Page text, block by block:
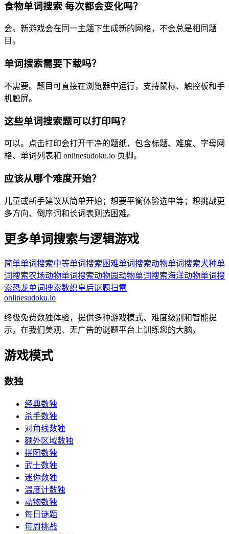
食物单词搜索 每次都会变化吗？
会。新游戏会在同一主题下生成新的网格，不会总是相同题
目。
单词搜索需要下载吗？
不需要。题目可直接在浏览器中运行，支持鼠标、触控板和手
机触屏。
这些单词搜索题可以打印吗？
可以。点击打印会打开干净的题纸，包含标题、难度、字母网
格、单词列表和 onlinesudoku.io 页脚。
应该从哪个难度开始？
儿童或新手建议从简单开始；想要平衡体验选中等；想挑战更
多方向、倒序词和长词表则选困难。
更多单词搜索与逻辑游戏
简单单词搜索中等单词搜索 困难单词搜索动物单词搜索犬种单
词搜索农场动物单词搜索动物园动物单词搜索海洋动物单词搜
索恐龙单词搜索数织皇后谜题扫雷
onlinesudoku.io
终极免费数独体验，提供多种游戏模式、难度级别和智能提
示。在我们美观、无广告的谜题平台上训练您的大脑。
游戏模式
数独
经典数独
杀手数独
对角线数独
额外区域数独
拼图数独
武士数独
迷你数独
温度计数独
动物数独
每日谜题
每周挑战